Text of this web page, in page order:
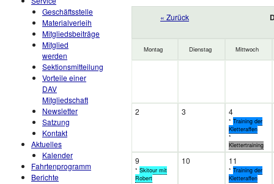
Geschäftsstelle
Materialverleih
Mitgliedsbeiträge
Mitglied
werden
Sektionsmitteilung
Vorteile einer
DAV
Mitgliedschaft
Newsletter
Satzung
Kontakt
Aktuelles
Kalender
Fahrtenprogramm
Berichte
« Zurück
Montag Dienstag Mittwoch
2 3 4
* Training der
Kletteraffen
*
Klettertraining
9
* Skitour mit
Robert
10 11
* Training der
Kletteraffen